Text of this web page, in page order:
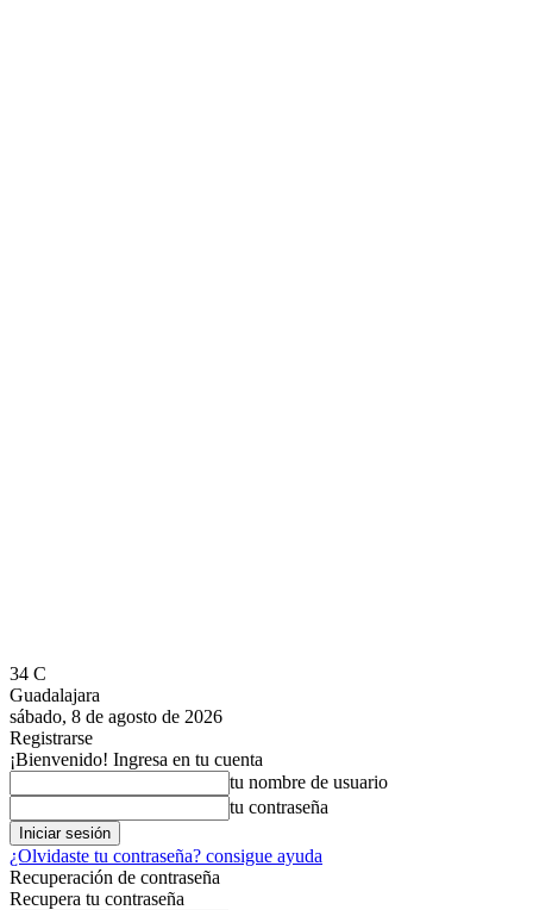
34 C
Guadalajara
sábado, 8 de agosto de 2026
Registrarse
¡Bienvenido! Ingresa en tu cuenta
tu nombre de usuario
tu contraseña
¿Olvidaste tu contraseña? consigue ayuda
Recuperación de contraseña
Recupera tu contraseña